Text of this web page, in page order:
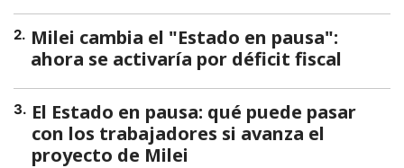
2. Milei cambia el "Estado en pausa":
ahora se activaría por déficit fiscal
3. El Estado en pausa: qué puede pasar
con los trabajadores si avanza el
proyecto de Milei